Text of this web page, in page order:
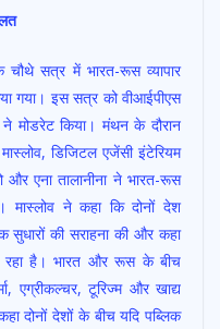
सत्र में भारत-रूस व्यापार
गया। इस सत्र को वीआईपीएस
मोडरेट किया। मंथन के दौरान
डिजिटल एजेंसी इंटेरियम
एना तालानीना ने भारत-रूस
मास्लोव ने कहा कि दोनों देश
सुधारों की सराहना की और कहा
रहा है। भारत और रूस के बीच
एग्रीकल्चर, टूरिज्म और खाद्य
दोनों देशों के बीच यदि पब्लिक